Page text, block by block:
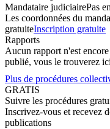
Mandataire judiciairePas
Les coordonnées du
gratuiteInscription gratuite
Rapports
Aucun rapport n'est
publié, vous le trouverez
Plus de procédures
GRATIS
Suivre les procédures
Inscrivez-vous et recevez
publications